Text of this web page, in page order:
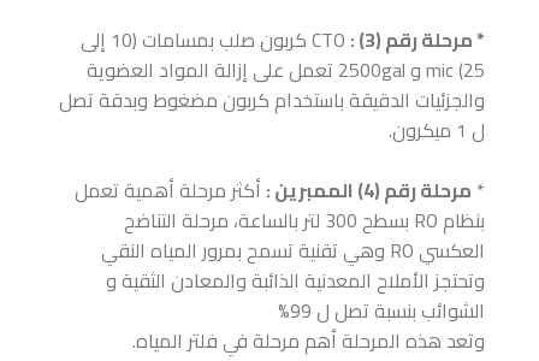
* مرحلة رقم (3) :
CTO كربون صلب بمسامات (10 إلى
25) mic و 2500gal تعمل على إزالة المواد العضوية
والجزئيات الدقيقة باستخدام كربون مضغوط وبدقة تصل
ل 1 ميكرون.
* مرحلة رقم (4) الممبرين :
أكثر مرحلة أهمية تعمل
بنظام RO بسطح 300 لتر بالساعة، مرحلة التناضح
العكسي RO وهي تقنية تسمح بمرور المياه النقي
وتحتجز الأملاح المعدنية الذائبة والمعادن الثقية و
الشوائب بنسبة تصل ل 99%
وتعد هذه المرحلة أهم مرحلة في فلتر المياه.